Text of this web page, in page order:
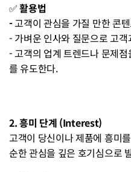
✅ 활용법
- 고객이 관심을 가질 만한 콘
- 가벼운 인사와 질문으로 고
- 고객의 업계 트렌드나 문제
를 유도한다.
2. 흥미 단계 (Interest)
고객이 당신이나 제품에 흥미
순한 관심을 깊은 호기심으로